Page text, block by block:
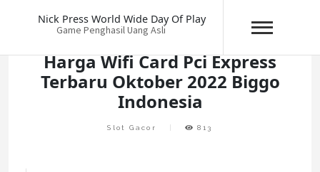
Nick Press World Wide Day Of Play
Game Penghasil Uang Asli
Harga Wifi Card Pci Express
Terbaru Oktober 2022 Biggo
Indonesia
Slot Gacor 813